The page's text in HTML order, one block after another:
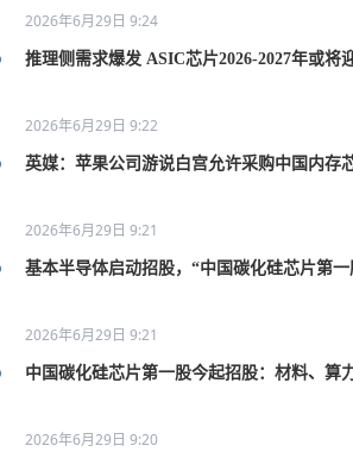
2026年6月29日 9:24
推理侧需求爆发 ASIC芯片2026-2027年或将
2026年6月29日 9:22
英媒：苹果公司游说白宫允许采购中国内存
2026年6月29日 9:21
基本半导体启动招股，“中国碳化硅芯片第
2026年6月29日 9:21
中国碳化硅芯片第一股今起招股：材料、算
2026年6月29日 9:20